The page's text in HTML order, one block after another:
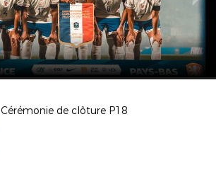
Cérémonie de clôture P18